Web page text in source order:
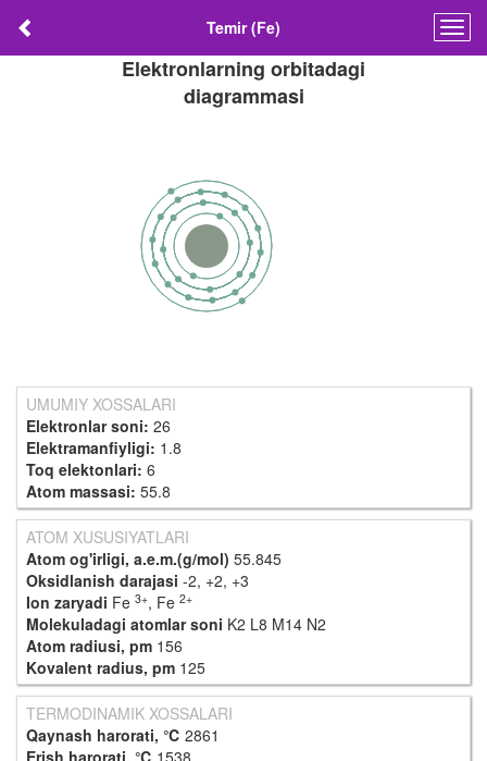
Temir (Fe)
Elektronlarning orbitadagi
diagrammasi
UMUMIY XOSSALARI
Elektronlar soni: 26
Elektramanfiyligi: 1.8
Toq elektonlari: 6
Atom massasi: 55.8
ATOM XUSUSIYATLARI
Atom og'irligi, a.e.m.(g/mol) 55.845
Oksidlanish darajasi -2, +2, +3
Ion zaryadi Fe 3+, Fe 2+
Molekuladagi atomlar soni K2 L8 M14 N2
Atom radiusi, pm 156
Kovalent radius, pm 125
TERMODINAMIK XOSSALARI
Qaynash harorati, ℃ 2861
Erish harorati, ℃ 1538